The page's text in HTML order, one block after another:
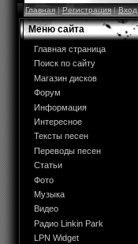
Главная|Регистрация|Вход
Меню сайта
Главная страница
Поиск по сайту
Магазин дисков
Форум
Информация
Интересное
Тексты песен
Переводы песен
Статьи
Фото
Музыка
Видео
Радио Linkin Park
LPN Widget